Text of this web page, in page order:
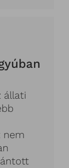
állati
nem